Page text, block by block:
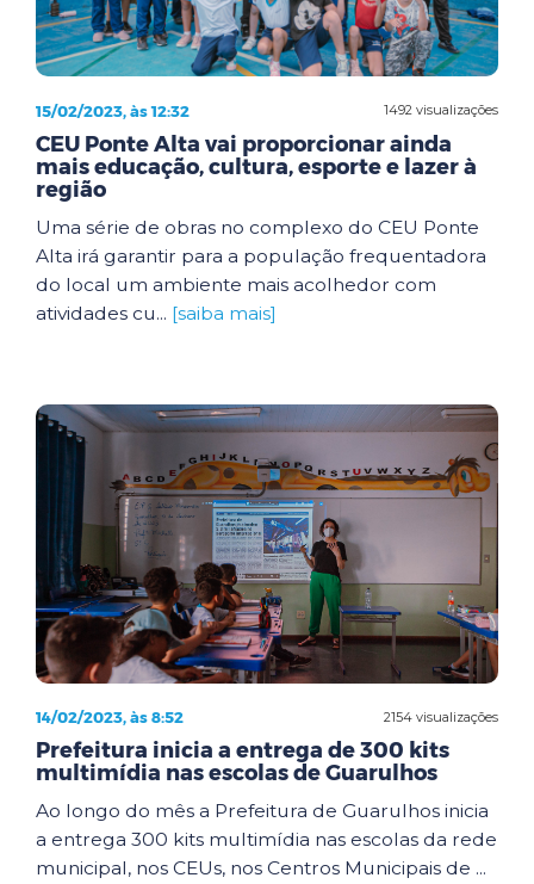
1492 visualizações
15/02/2023, às 12:32
CEU Ponte Alta vai proporcionar ainda
mais educação, cultura, esporte e lazer à
região
Uma série de obras no complexo do CEU Ponte
Alta irá garantir para a população frequentadora
do local um ambiente mais acolhedor com
atividades cu... [saiba mais]
2154 visualizações
14/02/2023, às 8:52
Prefeitura inicia a entrega de 300 kits
multimídia nas escolas de Guarulhos
Ao longo do mês a Prefeitura de Guarulhos inicia
a entrega 300 kits multimídia nas escolas da rede
municipal, nos CEUs, nos Centros Municipais de ...